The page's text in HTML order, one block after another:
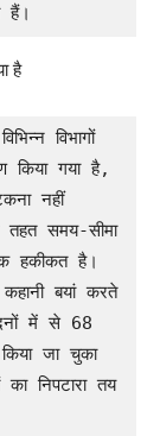
हैं।
है
किया गया है,
नहीं
तहत समय-सीमा
हकीकत है।
बयां करते
में से 68
जा चुका
निपटारा तय